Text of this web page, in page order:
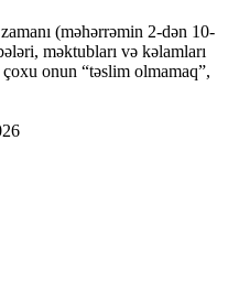
(məhərrəmin 2-dən 10-
məktubları və kəlamları
onun “təslim olmamaq”,